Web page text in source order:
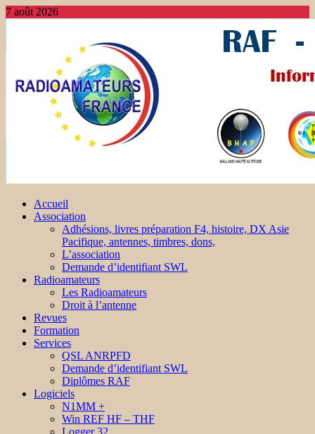
7 août 2026
Accueil
Association
Adhésions, livres préparation F4, histoire, DX Asie
Pacifique, antennes, timbres, dons,
L’association
Demande d’identifiant SWL
Radioamateurs
Les Radioamateurs
Droit à l’antenne
Revues
Formation
Services
QSL ANRPFD
Demande d’identifiant SWL
Diplômes RAF
Logiciels
N1MM +
Win REF HF – THF
Logger 32